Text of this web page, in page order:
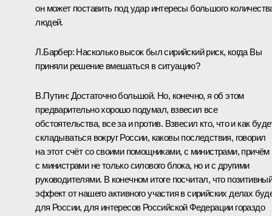
он может поставить под удар интересы большого
людей.
Л.Барбер: Насколько высок был сирийский риск, когда Вы
приняли решение вмешаться в ситуацию?
В.Путин: Достаточно большой. Но, конечно, я об этом
предварительно хорошо подумал, взвесил все
обстоятельства, все за и против. Взвесил кто, что и как
складываться вокруг России, каковы последствия, говорил
на этот счёт со своими помощниками, с министрами, причём
с министрами не только силового блока, но и с другими
руководителями. В конечном итоге посчитал, что
эффект от нашего активного участия в сирийских делах
для России, для интересов Российской Федерации гораздо